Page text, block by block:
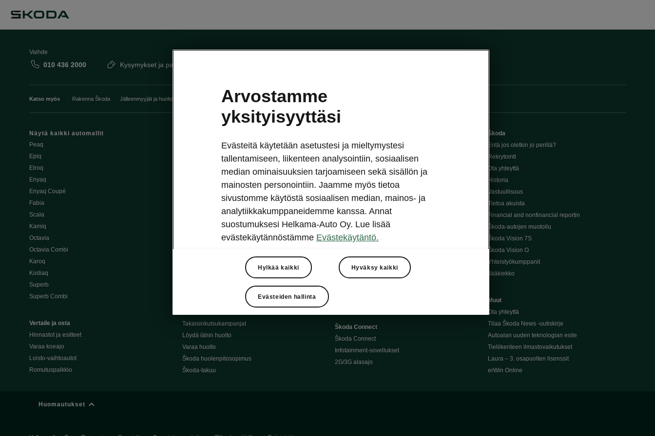
Vaihde
010 436 2000 Kysymykset ja palaute
Katso myös Rakenna Škoda Jälleenmyyjät ja huolto Heti vapaat Škoda-mallit Käyttöohjeet Škoda Shop
Näytä kaikki automallit
Peaq
Epiq
Elroq
Enyaq
Enyaq Coupé
Fabia
Scala
Kamiq
Octavia
Octavia Combi
Karoq
Kodiaq
Superb
Superb Combi
Vertaile ja osta
Hinnastot ja esitteet
Varaa koeajo
Loisto-vaihtoautot
Romutuspalkkio
Osta Škoda verkossa
Škoda Yksityisleasing
Škodan Vakuutus
Škoda 4×4 -mallit
Škoda-katumaasturimallit
Alkuperäiset Škoda-varaosat
Alkuperäiset Škoda-moottoriöljyt
Takaisinkutsukampanjat
Löydä lähin huolto
Varaa huolto
Škoda huolenpitosopimus
Škoda-takuu
Avustinjärjestelmät
Sähköautot ja hybridit
Sähköautot ja hybridit
Ladattavat hybridit
Vinkkejä sähköautoiluun
Ajoakku ja turvallisuus
Ohjelmiston päivitys
Kotilataus
Latauspisteet kartalla
Škoda Connect
Škoda Connect
Infotainment-sovellukset
2G/3G alasajo
Škoda
Entä jos oletkin jo perillä?
Rekrytointi
Ota yhteyttä
Historia
Vastuullisuus
Tietoa akuista
Financial and nonfinancial reportin
Škoda-autojen muotoilu
Škoda Vision 7S
Škoda Vision O
Yhteistyökumppanit
Jääkiekko
Muut
Ota yhteyttä
Tilaa Škoda News -uutiskirje
Autoalan uuden teknologian esite
Tieliikenteen ilmastovaikutukset
Laura – 3. osapuolten lisenssit
erWin Online
Huomautukset
Arvostamme
yksityisyyttäsi
Evästeitä käytetään asetustesi ja mieltymystesi
tallentamiseen, liikenteen analysointiin, sosiaalisen
median ominaisuuksien tarjoamiseen sekä sisällön ja
mainosten personointiin. Jaamme myös tietoa
sivustomme käytöstä sosiaalisen median, mainos- ja
analytiikkakumppaneidemme kanssa. Annat
suostumuksesi Helkama-Auto Oy. Lue lisää
evästekäytännöstämme Evästekäytäntö.
Hylkää kaikki Hyväksy kaikki
Evästeiden hallinta